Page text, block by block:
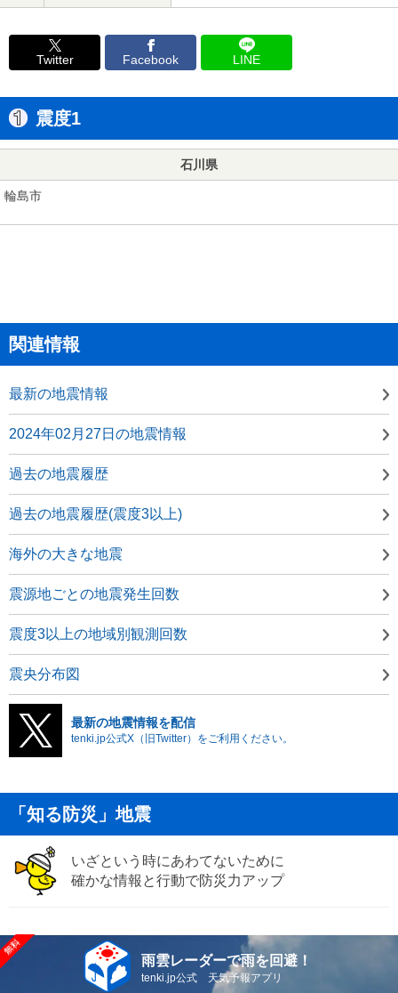
Twitter Facebook LINE
震度1
石川県
輪島市
関連情報
最新の地震情報
2024年02月27日の地震情報
過去の地震履歴
過去の地震履歴(震度3以上)
海外の大きな地震
震源地ごとの地震発生回数
震度3以上の地域別観測回数
震央分布図
最新の地震情報を配信
tenki.jp公式X（旧Twitter）をご利用ください。
「知る防災」地震
いざという時にあわてないために
確かな情報と行動で防災力アップ
雨雲レーダーで雨を回避！
tenki.jp公式 天気予報アプリ